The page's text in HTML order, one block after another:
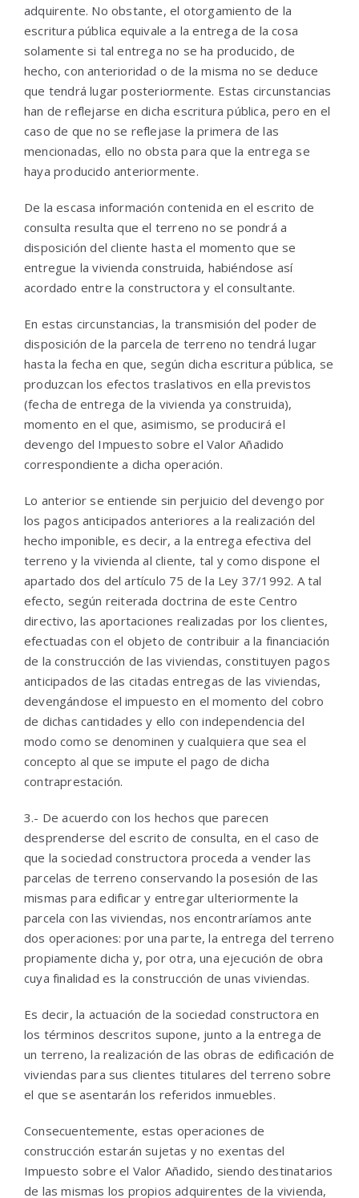
adquirente. No obstante, el otorgamiento de la
escritura pública equivale a la entrega de la cosa
solamente si tal entrega no se ha producido, de
hecho, con anterioridad o de la misma no se deduce
que tendrá lugar posteriormente. Estas circunstancias
han de reflejarse en dicha escritura pública, pero en el
caso de que no se reflejase la primera de las
mencionadas, ello no obsta para que la entrega se
haya producido anteriormente.
De la escasa información contenida en el escrito de
consulta resulta que el terreno no se pondrá a
disposición del cliente hasta el momento que se
entregue la vivienda construida, habiéndose así
acordado entre la constructora y el consultante.
En estas circunstancias, la transmisión del poder de
disposición de la parcela de terreno no tendrá lugar
hasta la fecha en que, según dicha escritura pública, se
produzcan los efectos traslativos en ella previstos
(fecha de entrega de la vivienda ya construida),
momento en el que, asimismo, se producirá el
devengo del Impuesto sobre el Valor Añadido
correspondiente a dicha operación.
Lo anterior se entiende sin perjuicio del devengo por
los pagos anticipados anteriores a la realización del
hecho imponible, es decir, a la entrega efectiva del
terreno y la vivienda al cliente, tal y como dispone el
apartado dos del artículo 75 de la Ley 37/1992. A tal
efecto, según reiterada doctrina de este Centro
directivo, las aportaciones realizadas por los clientes,
efectuadas con el objeto de contribuir a la financiación
de la construcción de las viviendas, constituyen pagos
anticipados de las citadas entregas de las viviendas,
devengándose el impuesto en el momento del cobro
de dichas cantidades y ello con independencia del
modo como se denominen y cualquiera que sea el
concepto al que se impute el pago de dicha
contraprestación.
3.- De acuerdo con los hechos que parecen
desprenderse del escrito de consulta, en el caso de
que la sociedad constructora proceda a vender las
parcelas de terreno conservando la posesión de las
mismas para edificar y entregar ulteriormente la
parcela con las viviendas, nos encontraríamos ante
dos operaciones: por una parte, la entrega del terreno
propiamente dicha y, por otra, una ejecución de obra
cuya finalidad es la construcción de unas viviendas.
Es decir, la actuación de la sociedad constructora en
los términos descritos supone, junto a la entrega de
un terreno, la realización de las obras de edificación de
viviendas para sus clientes titulares del terreno sobre
el que se asentarán los referidos inmuebles.
Consecuentemente, estas operaciones de
construcción estarán sujetas y no exentas del
Impuesto sobre el Valor Añadido, siendo destinatarios
de las mismas los propios adquirentes de la vivienda,